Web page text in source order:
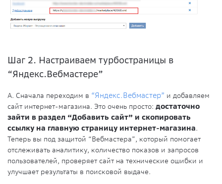
Шаг 2. Настраиваем турбостраницы в
“Яндекс.Вебмастере”
А. Сначала переходим в “Яндекс.Вебмастер” и добавляем
сайт интернет-магазина. Это очень просто: достаточно
зайти в раздел “Добавить сайт” и скопировать
ссылку на главную страницу интернет-магазина.
Теперь вы под защитой “Вебмастера”, который помогает
отслеживать аналитику, количество показов и запросов
пользователей, проверяет сайт на технические ошибки и
улучшает результаты в поисковой выдаче.